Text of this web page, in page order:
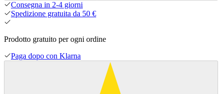
Consegna in 2-4 giorni
Spedizione gratuita da 50 €
Prodotto gratuito per ogni ordine
Paga dopo con Klarna